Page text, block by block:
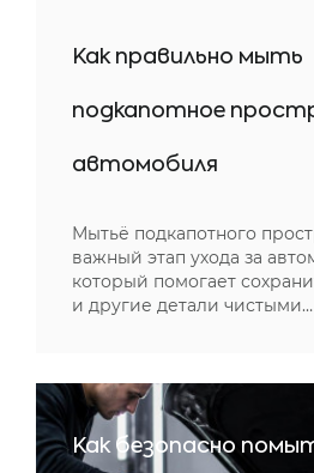
Как правильно мыть
подкапотное
автомобиля
Мытьё подкапотного
важный этап ухода за
который помогает
и другие детали чистыми…
Как безопасно